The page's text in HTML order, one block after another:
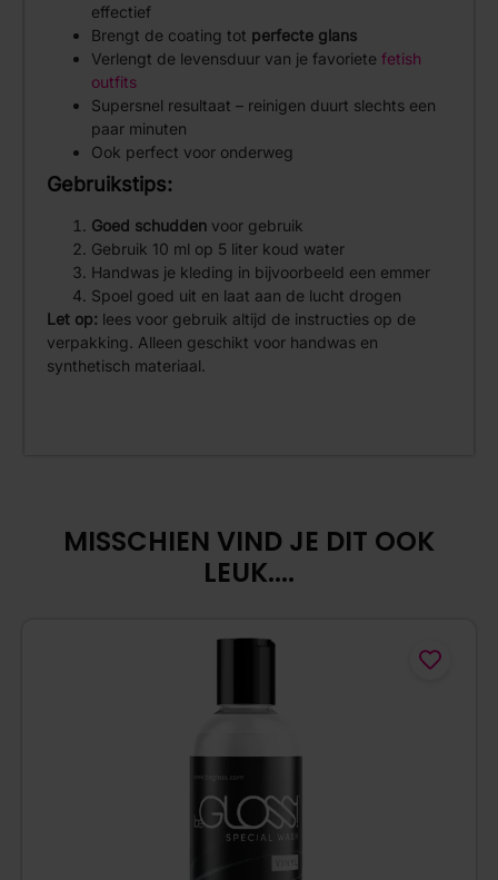
effectief
Brengt de coating tot perfecte glans
Verlengt de levensduur van je favorietefetish
outfits
Supersnel resultaat – reinigen duurt slechts een
paar minuten
Ook perfect voor onderweg
Gebruikstips:
Goed schudden voor gebruik
Gebruik 10 ml op 5 liter koud water
Handwas je kleding in bijvoorbeeld een emmer
Spoel goed uit en laat aan de lucht drogen
Let op: lees voor gebruik altijd de instructies op de
verpakking. Alleen geschikt voor handwas en
synthetisch materiaal.
MISSCHIEN VIND JE DIT OOK
LEUK....